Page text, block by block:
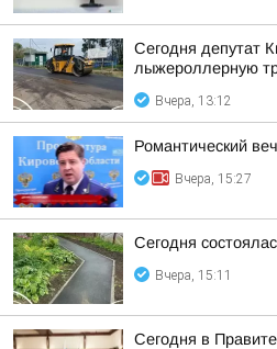
Сегодня депутат
лыжероллерную
Вчера, 13:12
Романтический
Вчера, 15:27
Сегодня
Вчера, 15:11
Сегодня в